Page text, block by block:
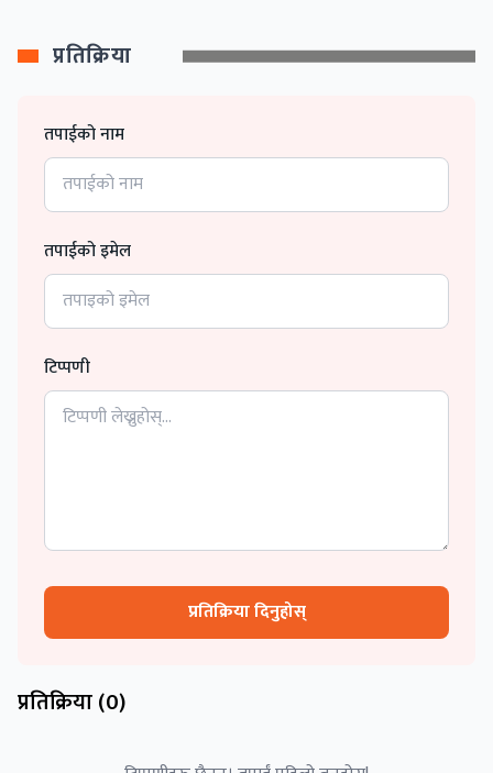
प्रतिक्रिया
तपाईको नाम
तपाईको इमेल
टिप्पणी
प्रतिक्रिया दिनुहोस्
प्रतिक्रिया (0)